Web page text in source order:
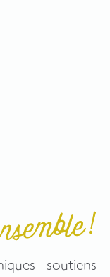
soutiens